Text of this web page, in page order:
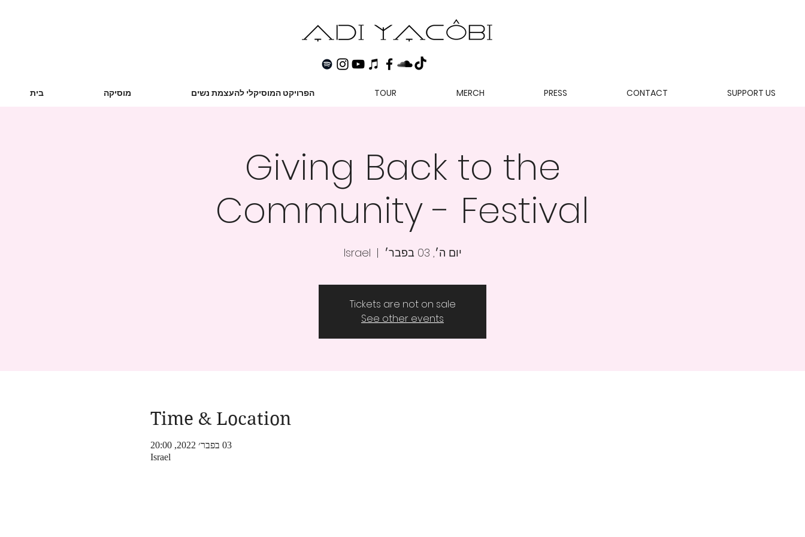
בית מוסיקה הפרויקט המוסיקלי להעצמת נשים TOUR MERCH PRESS CONTACT SUPPORT US
Giving Back to the
Community - Festival
יום ה׳, 03 בפבר׳
  |
Israel
Tickets are not on sale
See other events
Time & Location
03 בפבר׳ 2022, 20:00
Israel